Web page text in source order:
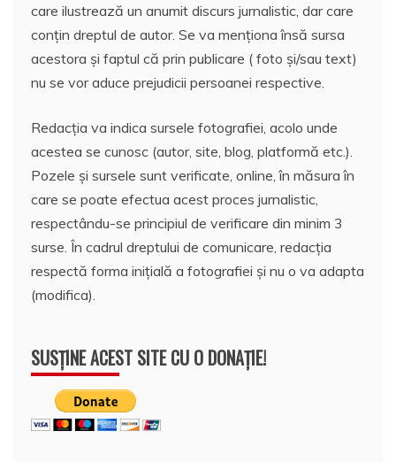
care ilustrează un anumit discurs jurnalistic, dar care
conțin dreptul de autor. Se va menționa însă sursa
acestora și faptul că prin publicare ( foto și/sau text)
nu se vor aduce prejudicii persoanei respective.
Redacția va indica sursele fotografiei, acolo unde
acestea se cunosc (autor, site, blog, platformă etc.).
Pozele și sursele sunt verificate, online, în măsura în
care se poate efectua acest proces jurnalistic,
respectându-se principiul de verificare din minim 3
surse. În cadrul dreptului de comunicare, redacția
respectă forma inițială a fotografiei și nu o va adapta
(modifica).
SUSȚINE ACEST SITE CU O DONAȚIE!